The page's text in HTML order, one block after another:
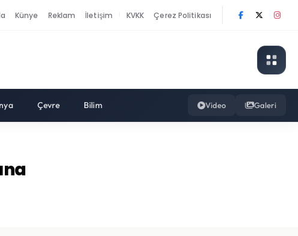
Künye Reklam İletişim KVKK Çerez Politikası
Çevre Bilim Video Galeri